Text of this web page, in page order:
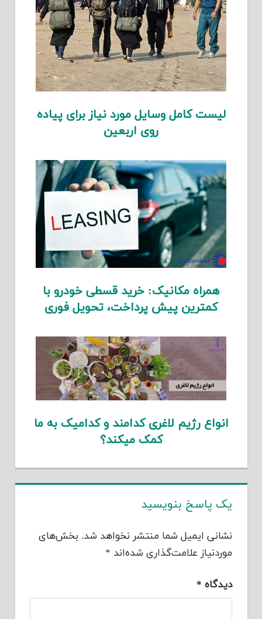
لیست کامل وسایل مورد نیاز برای پیاده
روی اربعین
همراه مکانیک: خرید قسطی خودرو با
کمترین پیش پرداخت، تحویل فوری
انواع رژیم لاغری کدامند و کدامیک به ما
کمک میکند؟
یک پاسخ بنویسید
نشانی ایمیل شما منتشر نخواهد شد. بخش‌های
موردنیاز علامت‌گذاری شده‌اند *
دیدگاه *